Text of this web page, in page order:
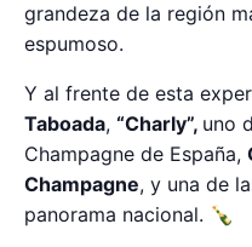
grandeza de la región
espumoso.
Y al frente de esta
Taboada, “Charly”, uno
Champagne de España,
Champagne, y una de
panorama nacional. 🍾